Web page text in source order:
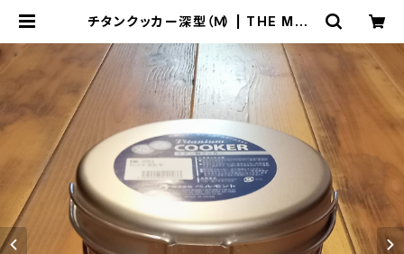
チタンクッカー深型（Ｍ） | THE MAN